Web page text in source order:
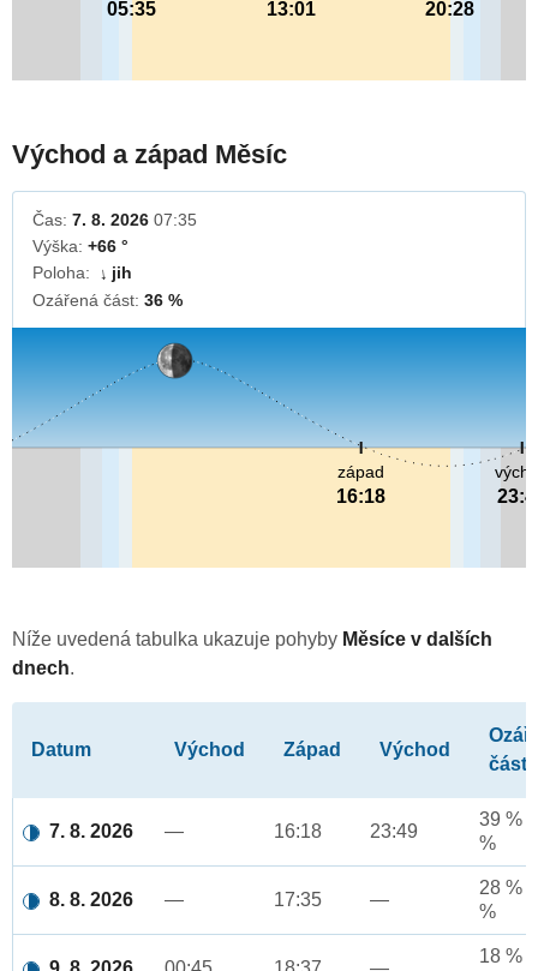
13:01
05:35 20:28
Východ a západ Měsíc
Čas: 7. 8. 2026 07:35
Výška: +66 °
Poloha:
↓ jih
Ozářená část: 36 %
západ
16:18
Níže uvedená tabulka ukazuje pohyby Měsíce v dalších
dnech.
Datum Východ Západ Východ
část
7. 8. 2026 — 16:18 23:49
39 %
%
8. 8. 2026 — 17:35 —
28 %
%
18 %